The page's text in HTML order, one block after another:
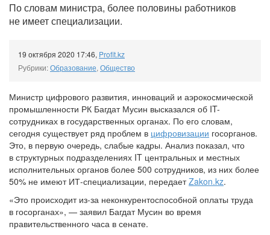
По словам министра, более половины работников
не имеет специализации.
19 октября 2020 17:46, Profit.kz
Рубрики:Образование, Общество
Министр цифрового развития, инноваций и аэрокосмической
промышленности РК Багдат Мусин высказался об IT-
сотрудниках в государственных органах. По его словам,
сегодня существует ряд проблем в цифровизации госорганов.
Это, в первую очередь, слабые кадры. Анализ показал, что
в структурных подразделениях IT центральных и местных
исполнительных органов более 500 сотрудников, из них более
50% не имеют ИТ-специализации, передаетZakon.kz.
«Это происходит из-за неконкурентоспособной оплаты труда
в госорганах», — заявил Багдат Мусин во время
правительственного часа в сенате.